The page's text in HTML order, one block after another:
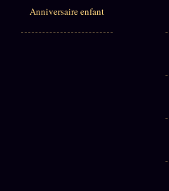
Anniversaire enfant